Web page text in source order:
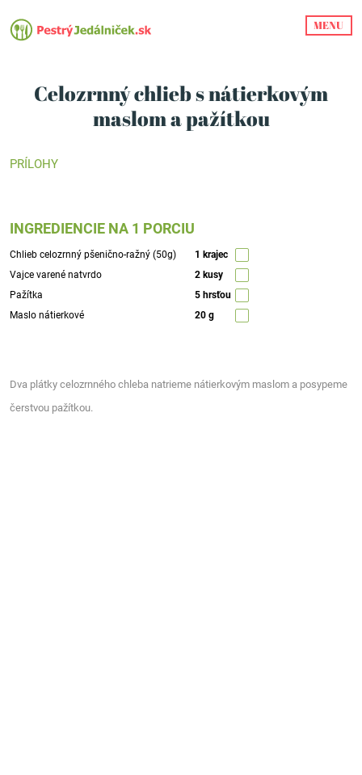
MENU
Celozrnný chlieb s nátierkovým
maslom a pažítkou
PRÍLOHY
INGREDIENCIE NA 1 PORCIU
Chlieb celozrnný pšenično-ražný (50g)
1 krajec
Vajce varené natvrdo
2 kusy
Pažítka
5 hrsťou
Maslo nátierkové
20 g
Dva plátky celozrnného chleba natrieme nátierkovým maslom a posypeme
čerstvou pažítkou.